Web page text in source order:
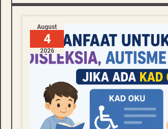
August
4
2026